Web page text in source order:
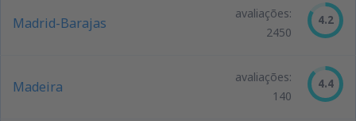
Madrid-Barajas
avaliações:
2450
4.2
Madeira
avaliações:
140
4.4